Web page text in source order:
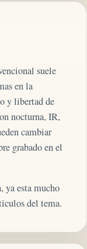
suele
en la
y libertad de
nocturna, IR,
cambiar
grabado en el
ya esta mucho
del tema.